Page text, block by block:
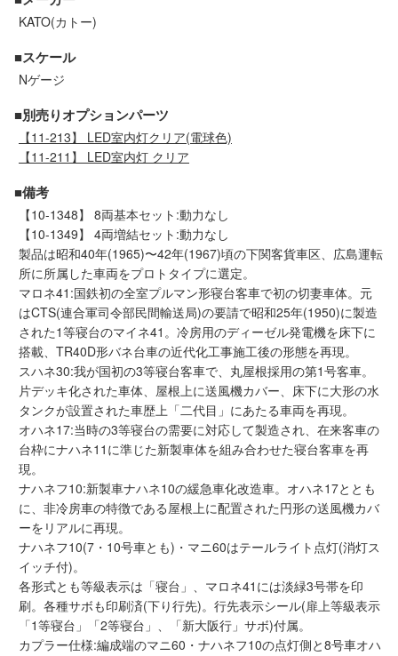
ヘルプページ
お問い合せ
ログイン/マイページ
新規会員登録
会員ランクについて
会社概要
レビューについて
© 2026 Mid Japan, Inc.
KATO(カトー)
■スケール
Nゲージ
■別売りオプションパーツ
【11-213】 LED室内灯クリア(電球色)
【11-211】 LED室内灯 クリア
■備考
【10-1348】 8両基本セット:動力なし
【10-1349】 4両増結セット:動力なし
製品は昭和40年(1965)〜42年(1967)頃の下関客貨車区、広島運転
所に所属した車両をプロトタイプに選定。
マロネ41:国鉄初の全室プルマン形寝台客車で初の切妻車体。元
はCTS(連合軍司令部民間輸送局)の要請で昭和25年(1950)に製造
された1等寝台のマイネ41。冷房用のディーゼル発電機を床下に
搭載、TR40D形バネ台車の近代化工事施工後の形態を再現。
スハネ30:我が国初の3等寝台客車で、丸屋根採用の第1号客車。
片デッキ化された車体、屋根上に送風機カバー、床下に大形の水
タンクが設置された車歴上「二代目」にあたる車両を再現。
オハネ17:当時の3等寝台の需要に対応して製造され、在来客車の
台枠にナハネ11に準じた新製車体を組み合わせた寝台客車を再
現。
ナハネフ10:新製車ナハネ10の緩急車化改造車。オハネ17ととも
に、非冷房車の特徴である屋根上に配置された円形の送風機カバ
ーをリアルに再現。
ナハネフ10(7・10号車とも)・マニ60はテールライト点灯(消灯ス
イッチ付)。
各形式とも等級表示は「寝台」、マロネ41には淡緑3号帯を印
刷。各種サボも印刷済(下り行先)。行先表示シール(扉上等級表示
「1等寝台」「2等寝台」、「新大阪行」サボ)付属。
カプラー仕様:編成端のマニ60・ナハネフ10の点灯側と8号車オハ